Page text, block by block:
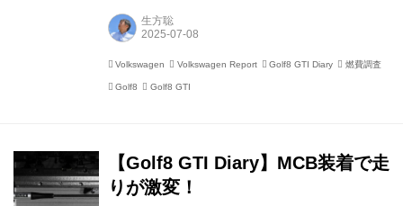
こ数年で高速道路などの急速充電器が一気に増え
て、途中の充電の不安がほとんどなくなり、ま
移動には打ってつけ。実は今回の仙台行きもID.4
Proを利用するつもりで、宿泊先のホテルでは普
生方聡
Volkswagen Volkswagen Report Golf8 GTI Diary 燃費調査
Golf8 Golf8 GTI
【Golf8 GTI Diary】MCB装着で走
りが激変！